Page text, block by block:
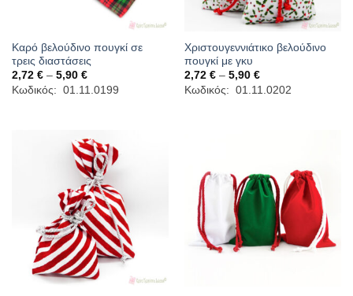
Καρό βελούδινο πουγκί σε
τρεις διαστάσεις
2,72 € – 5,90 €Price
range:
2,72 €
Κωδικός: 01.11.0199
Χριστουγεννιάτικο βελούδινο
πουγκί με γκυ
2,72 € – 5,90 €Price
range:
2,72 €
Κωδικός: 01.11.0202